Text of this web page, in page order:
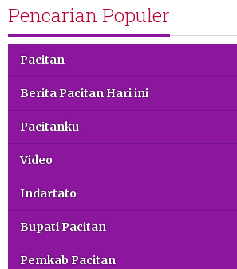
Pencarian Populer
Pacitan
Berita Pacitan Hari ini
Pacitanku
Video
Indartato
Bupati Pacitan
Pemkab Pacitan